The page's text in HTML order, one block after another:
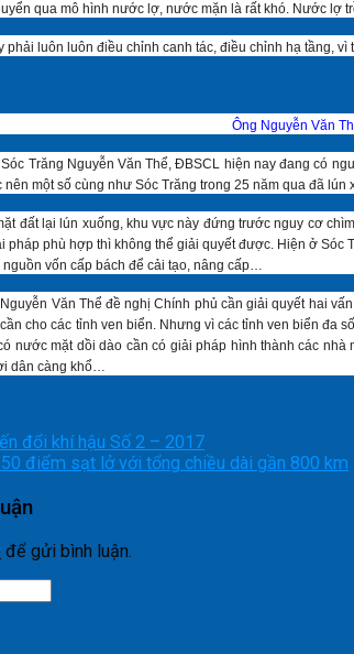
qua mô hình nước lợ, nước mặn là rất khó. Nước lợ
phải luôn luôn điều chỉnh canh tác, điều chỉnh hạ tầng,
Ông Nguyễn Văn
Trăng Nguyễn Văn Thể, ĐBSCL hiện nay đang có
một số cùng như Sóc Trăng trong 25 năm qua đã lún
đất lại lún xuống, khu vực này đứng trước nguy cơ
pháp phù hợp thì không thể giải quyết được. Hiện ở
vốn cấp bách để cải tạo, nâng cấp…
Văn Thể đề nghị Chính phủ cần giải quyết hai
cho các tỉnh ven biển. Nhưng vì các tỉnh ven biển đa
nước mặt dồi dào cần có giải pháp hình thành các
dân càng khổ…
đổi khí hậu Số 2 – 2017
điểm sạt lở với tổng chiều dài gần 800 km
để gửi bình luận.